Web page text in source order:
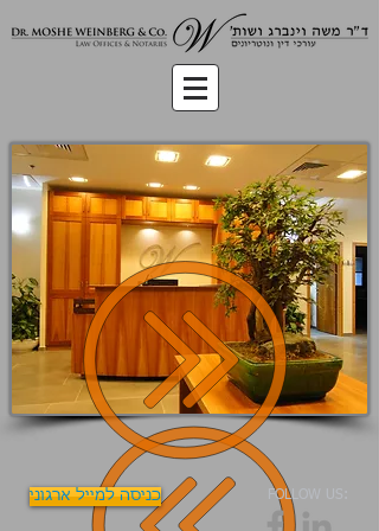
כניסה למייל ארגוני FOLLOW US: